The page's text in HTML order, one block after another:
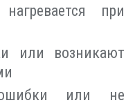
при
или возникают
или не